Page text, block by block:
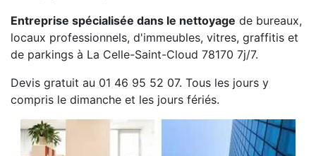
Entreprise spécialisée dans le nettoyage de bureaux,
locaux professionnels, d'immeubles, vitres, graffitis et
de parkings à La Celle-Saint-Cloud 78170 7j/7.
Devis gratuit au 01 46 95 52 07. Tous les jours y
compris le dimanche et les jours fériés.